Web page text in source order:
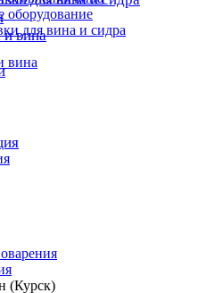
и вина
оборудование
для вина и сидра
вина
(Курск)